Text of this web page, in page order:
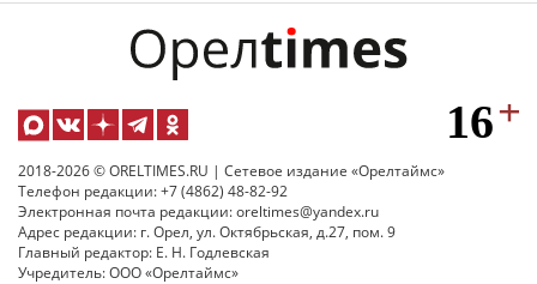
2018-2026 © ORELTIMES.RU | Сетевое издание «Орелтаймс»
Телефон редакции: +7 (4862) 48-82-92
Электронная почта редакции: oreltimes@yandex.ru
Адрес редакции: г. Орел, ул. Октябрьская, д.27, пом. 9
Главный редактор: Е. Н. Годлевская
Учредитель: ООО «Орелтаймс»